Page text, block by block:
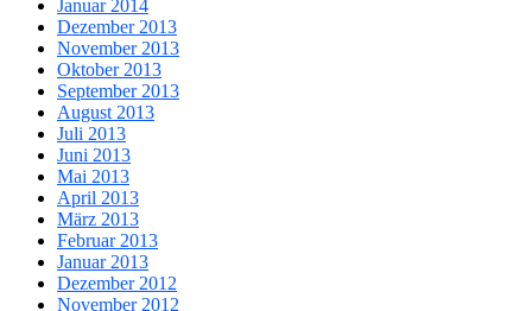
Januar 2014
Dezember 2013
November 2013
Oktober 2013
September 2013
August 2013
Juli 2013
Juni 2013
Mai 2013
April 2013
März 2013
Februar 2013
Januar 2013
Dezember 2012
November 2012